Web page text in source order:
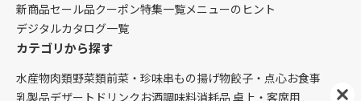
新商品セール品クーポン特集一覧メニューのヒント
デジタルカタログ一覧
カテゴリから探す
水産物肉類野菜類前菜・珍味串もの揚げ物餃子・点心お食事
乳製品デザート ドリンク お酒調味料消耗品 卓上・客席用